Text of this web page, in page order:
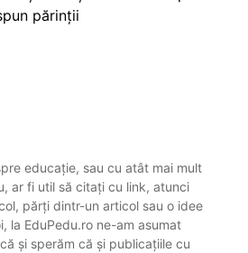
părinții
educație, sau cu atât mai mult
ar fi util să citați cu link, atunci
părți dintr-un articol sau o idee
la EduPedu.ro ne-am asumat
și sperăm că și publicațiile cu